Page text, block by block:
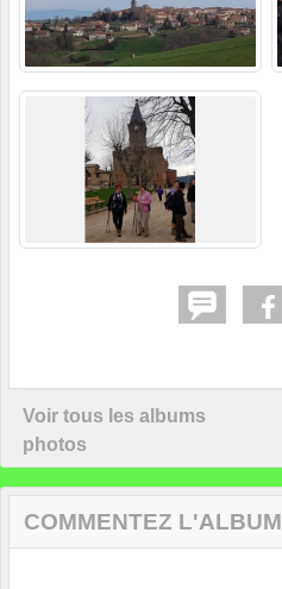
Voir tous les albums
photos
COMMENTEZ L'ALBUM